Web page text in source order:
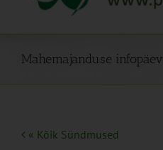
Mahemajanduse infopäev
« Kõik Sündmused